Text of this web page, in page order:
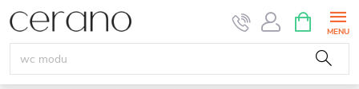
Přejít
na
obsah
NÁKUPNÍ
KOŠÍK